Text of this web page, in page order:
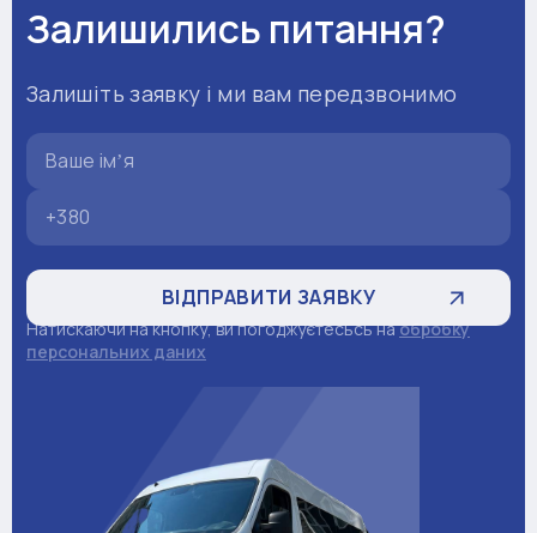
Залишились питання?
Залишіть заявку і ми вам передзвонимо
Натискаючи на кнопку, ви погоджуєтесьсь наобробку
персональних даних